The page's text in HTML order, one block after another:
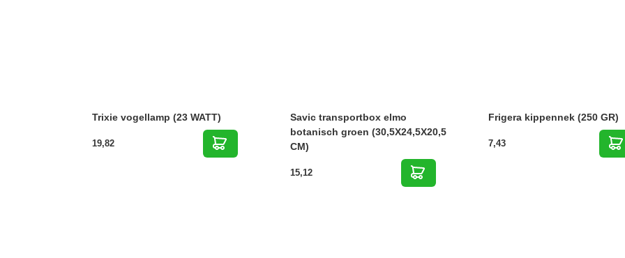
Trixie vogellamp (23 WATT)
19,82
Savic transportbox elmo
botanisch groen (30,5X24,5X20,5
CM)
15,12
Frigera kippennek (250 GR)
7,43